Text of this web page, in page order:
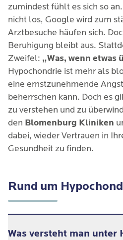
zumindest fühlt es sich so
nicht los, Google wird zum
Arztbesuche häufen sich.
Beruhigung bleibt aus.
Zweifel: „Was, wenn etwas
Hypochondrie ist mehr als
eine ernstzunehmende
beherrschen kann. Doch es
zu verstehen und zu
den Blomenburg Kliniken
dabei, wieder Vertrauen in
Gesundheit zu finden.
Rund um
Was versteht man unter